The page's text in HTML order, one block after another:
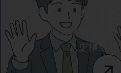
人才招
加入我們，為
入更穩健的